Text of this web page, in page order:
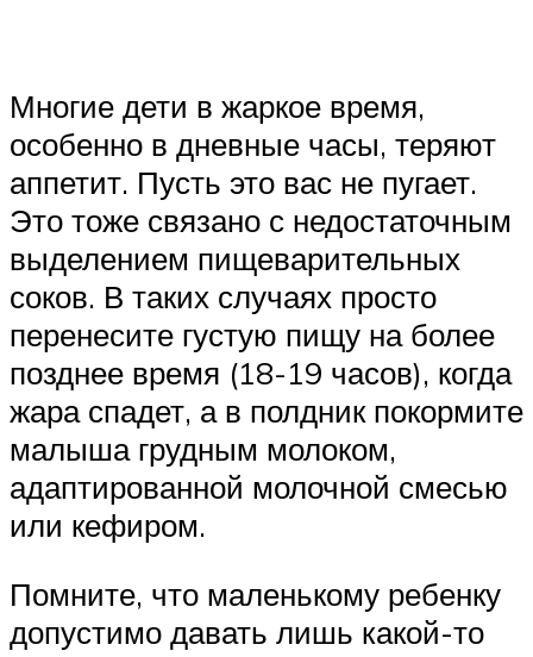
Многие дети в жаркое время,
особенно в дневные часы, теряют
аппетит. Пусть это вас не пугает.
Это тоже связано с недостаточным
выделением пищеварительных
соков. В таких случаях просто
перенесите густую пищу на более
позднее время (18-19 часов), когда
жара спадет, а в полдник покормите
малыша грудным молоком,
адаптированной молочной смесью
или кефиром.
Помните, что маленькому ребенку
допустимо давать лишь какой-то